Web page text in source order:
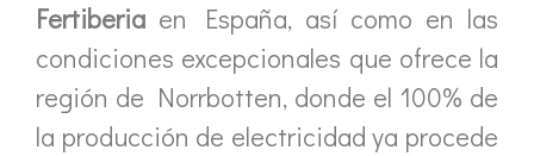
Fertiberia en España, así como en las
condiciones excepcionales que ofrece la
región de Norrbotten, donde el 100% de
la producción de electricidad ya procede